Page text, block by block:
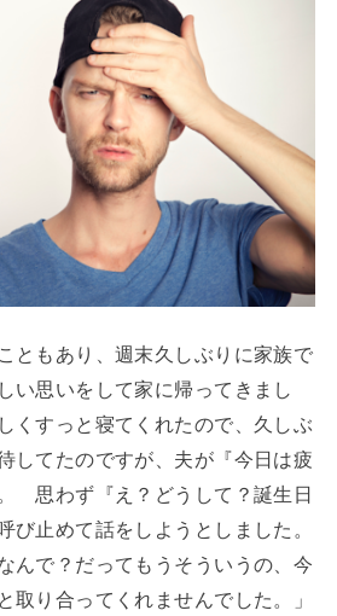
ともあり、週末久しぶりに家族で
い思いをして家に帰ってきまし
くすっと寝てくれたので、久しぶ
してたのですが、夫が『今日は疲
思わず『え？どうして？誕生日
び止めて話をしようとしました。
んで？だってもうそういうの、今
取り合ってくれませんでした。」